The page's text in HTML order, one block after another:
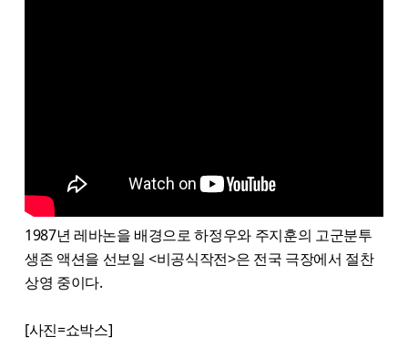
1987년 레바논을 배경으로 하정우와 주지훈의 고군분투
생존 액션을 선보일 <비공식작전>은 전국 극장에서 절찬
상영 중이다.
[사진=쇼박스]